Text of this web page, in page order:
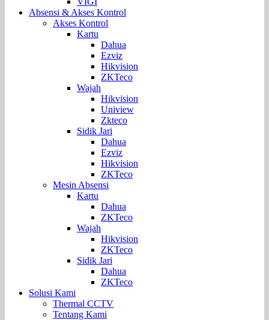
Absensi & Akses Kontrol
Akses Kontrol
Kartu
Dahua
Ezviz
Hikvision
ZKTeco
Wajah
Hikvision
Uniview
Zkteco
Sidik Jari
Dahua
Ezviz
Hikvision
ZKTeco
Mesin Absensi
Kartu
Dahua
ZKTeco
Wajah
Hikvision
ZKTeco
Sidik Jari
Dahua
ZKTeco
Solusi Kami
Thermal CCTV
Tentang Kami